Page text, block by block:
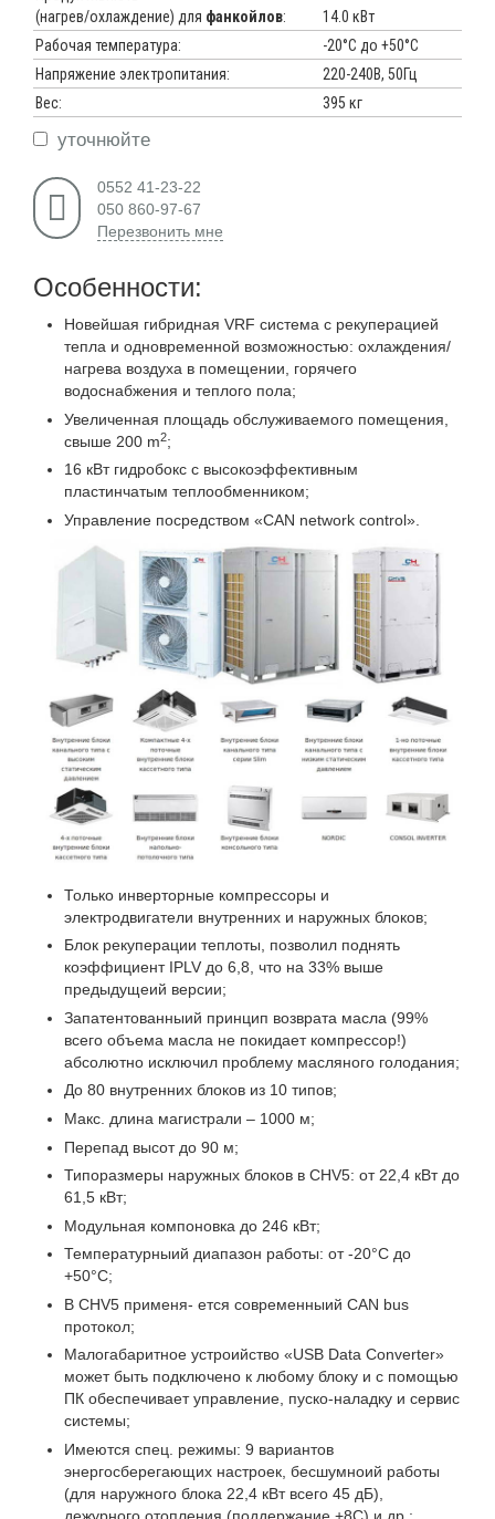
(нагрев/охлаждение) для фанкойлов:
14.0 кВт
Рабочая температура:
-20°С до +50°С
Напряжение электропитания:
220-240В, 50Гц
Вес:
395 кг
уточнюйте
0552 41-23-22
050 860-97-67
Перезвонить мне
Особенности:
Новейшая гибридная VRF система с рекуперацией
тепла и одновременной возможностью: охлаждения/
нагрева воздуха в помещении, горячего
водоснабжения и теплого пола;
Увеличенная площадь обслуживаемого помещения,
свыше 200 m2;
16 кВт гидробокс с высокоэффективным
пластинчатым теплообменником;
Управление посредством «CAN network control».
Только инверторные компрессоры и
электродвигатели внутренних и наружных блоков;
Блок рекуперации теплоты, позволил поднять
коэффициент IPLV до 6,8, что на 33% выше
предыдущеий версии;
Запатентованныий принцип возврата масла (99%
всего объема масла не покидает компрессор!)
абсолютно исключил проблему масляного голодания;
До 80 внутренних блоков из 10 типов;
Макс. длина магистрали – 1000 м;
Перепад высот до 90 м;
Типоразмеры наружных блоков в CHV5: от 22,4 кВт до
61,5 кВт;
Модульная компоновка до 246 кВт;
Температурныий диапазон работы: от -20°С до
+50°С;
В CHV5 применя- ется современныий CAN bus
протокол;
Малогабаритное устроийство «USB Data Converter»
может быть подключено к любому блоку и с помощью
ПК обеспечивает управление, пуско-наладку и сервис
системы;
Имеются спец. режимы: 9 вариантов
энергосберегающих настроек, бесшумноий работы
(для наружного блока 22,4 кВт всего 45 дБ),